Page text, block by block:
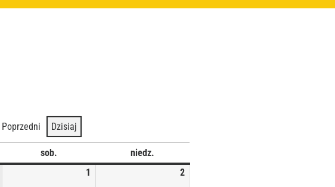
Poprzedni Dzisiaj
sob.
niedz.
1
2